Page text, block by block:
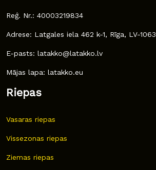
Reģ. Nr.: 40003219834
Adrese: Latgales iela 462 k-1, Rīga, LV-1063
E-pasts: latakko@latakko.lv
Mājas lapa: latakko.eu
Riepas
Vasaras riepas
Vissezonas riepas
Ziemas riepas